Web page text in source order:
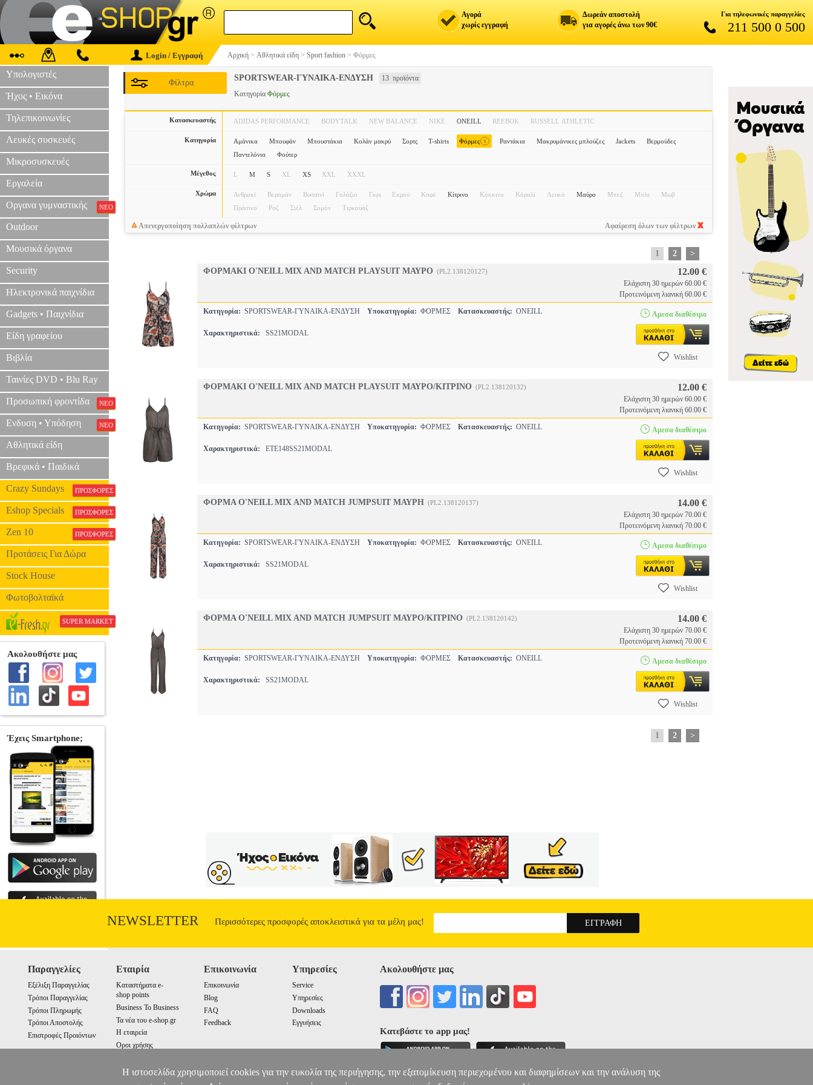
Αγορά
χωρίς εγγραφή
Δωρεάν αποστολή
για αγορές άνω των 90€
Για τηλεφωνικές παραγγελίες
211 500 0 500
Login / Εγγραφή Αρχική > Αθλητικά είδη > Sport fashion > Φόρμες
Υπολογιστές
Ήχος • Εικόνα
Τηλεπικοινωνίες
Λευκές συσκευές
Μικροσυσκευές
Εργαλεία
Οργανα γυμναστικής ΝΕΟ
Outdoor
Μουσικά όργανα
Security
Ηλεκτρονικά παιχνίδια
Gadgets • Παιχνίδια
Είδη γραφείου
Βιβλία
Ταινίες DVD • Blu Ray
Προσωπική φροντίδα ΝΕΟ
Ενδυση • Υπόδηση ΝΕΟ
Αθλητικά είδη
Βρεφικά • Παιδικά
Crazy Sundays ΠΡΟΣΦΟΡΕΣ
Eshop Specials ΠΡΟΣΦΟΡΕΣ
Zen 10 ΠΡΟΣΦΟΡΕΣ
Προτάσεις Για Δώρα
Stock House
Φωτοβολταϊκά
SUPER MARKET
SPORTSWEAR-ΓΥΝΑΙΚΑ-ΕΝΔΥΣΗ 13 προϊόντα
Φίλτρα
Κατηγορία Φόρμες
Κατασκευαστής ADIDAS PERFORMANCE BODYTALK NEW BALANCE NIKE ONEILL REEBOK RUSSELL ATHLETIC
Κατηγορία Αμάνικα Μπουφάν Μπουστάκια Κολάν μακρύ Σορτς T-shirts Φόρμες x Ραντάκια Μακρυμάνικες μπλούζες Jackets
Βερμούδες
Παντελόνια
Φούτερ
Μέγεθος L M S XL XS XXL XXXL
Χρώμα Ανθρακί Βεραμάν Βυσσινί Γαλάζιο Γκρι Εκρού Καφέ Κίτρινο Κόκκινο Κόραλί Λευκό Μαύρο Μπεζ Μπλε
Μωβ
Πράσινο
Ροζ Σιέλ Σομόν Τιρκουάζ
Απενεργοποίηση πολλαπλών φίλτρων Αφαίρεση όλων των φίλτρων
1 2
>
ΦΟΡΜΑΚΙ O'NEILL MIX AND MATCH PLAYSUIT ΜΑΥΡΟ (PL2.138120127) 12.00 €
Ελάχιστη 30 ημερών 60.00 €
Προτεινόμενη λιανική 60.00 €
Κατηγορία: SPORTSWEAR-ΓΥΝΑΙΚΑ-ΕΝΔΥΣΗ Υποκατηγορία: ΦΟΡΜΕΣ Κατασκευαστής: ONEILL
Χαρακτηριστικά: SS21MODAL
Αμεσα διαθέσιμο
Wishlist
ΦΟΡΜΑΚΙ O'NEILL MIX AND MATCH PLAYSUIT ΜΑΥΡΟ/ΚΙΤΡΙΝΟ (PL2.138120132) 12.00 €
Ελάχιστη 30 ημερών 60.00 €
Προτεινόμενη λιανική 60.00 €
Κατηγορία: SPORTSWEAR-ΓΥΝΑΙΚΑ-ΕΝΔΥΣΗ Υποκατηγορία: ΦΟΡΜΕΣ Κατασκευαστής: ONEILL
Χαρακτηριστικά: ETE148SS21MODAL
Αμεσα διαθέσιμο
Wishlist
ΦΟΡΜΑ O'NEILL MIX AND MATCH JUMPSUIT ΜΑΥΡΗ (PL2.138120137) 14.00 €
Ελάχιστη 30 ημερών 70.00 €
Προτεινόμενη λιανική 70.00 €
Κατηγορία: SPORTSWEAR-ΓΥΝΑΙΚΑ-ΕΝΔΥΣΗ Υποκατηγορία: ΦΟΡΜΕΣ Κατασκευαστής: ONEILL
Χαρακτηριστικά: SS21MODAL
Αμεσα διαθέσιμο
Wishlist
ΦΟΡΜΑ O'NEILL MIX AND MATCH JUMPSUIT ΜΑΥΡΟ/ΚΙΤΡΙΝΟ (PL2.138120142) 14.00 €
Ελάχιστη 30 ημερών 70.00 €
Προτεινόμενη λιανική 70.00 €
Κατηγορία: SPORTSWEAR-ΓΥΝΑΙΚΑ-ΕΝΔΥΣΗ Υποκατηγορία: ΦΟΡΜΕΣ Κατασκευαστής: ONEILL
Χαρακτηριστικά: SS21MODAL
Αμεσα διαθέσιμο
Wishlist
1 2 >
NEWSLETTER Περισσότερες προσφορές αποκλειστικά για τα μέλη μας!
Παραγγελίες
Εξέλιξη Παραγγελίας
Τρόποι Παραγγελίας
Τρόποι Πληρωμής
Τρόποι Αποστολής
Επιστροφές Προιόντων
Εταιρία
Καταστήματα e-
shop points
Business To Business
Τα νέα του e-shop.gr
Η εταιρεία
Οροι χρήσης
Επικοινωνία
Επικοινωνία
Blog
FAQ
Feedback
Υπηρεσίες
Service
Υπηρεσίες
Downloads
Εγγυήσεις
Ακολουθήστε μας
Κατεβάστε το app μας!
Η ιστοσελίδα χρησιμοποιεί cookies για την ευκολία της περιήγησης, την εξατομίκευση περιεχομένου και διαφημίσεων και την ανάλυση της